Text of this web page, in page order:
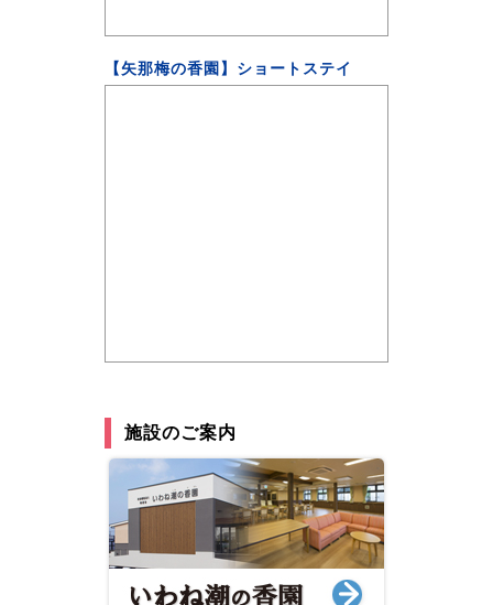
【矢那梅の香園】ショートステイ
施設のご案内